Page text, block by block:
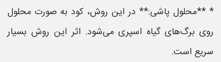
* **محلول پاشی:** در این روش، کود به صورت محلول
روی برگ‌های گیاه اسپری می‌شود. اثر این روش بسیار
سریع است.